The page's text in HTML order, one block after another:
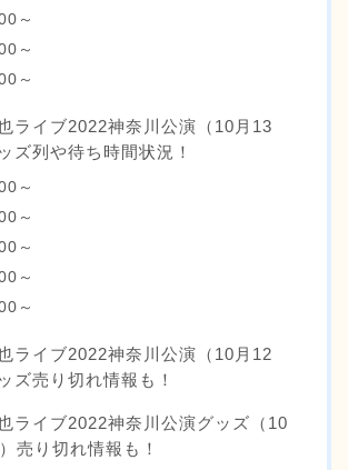
～
～
～
ライブ2022神奈川公演（10月13
ズ列や待ち時間状況！
～
～
～
～
～
ライブ2022神奈川公演（10月12
ズ売り切れ情報も！
ライブ2022神奈川公演グッズ（10
売り切れ情報も！